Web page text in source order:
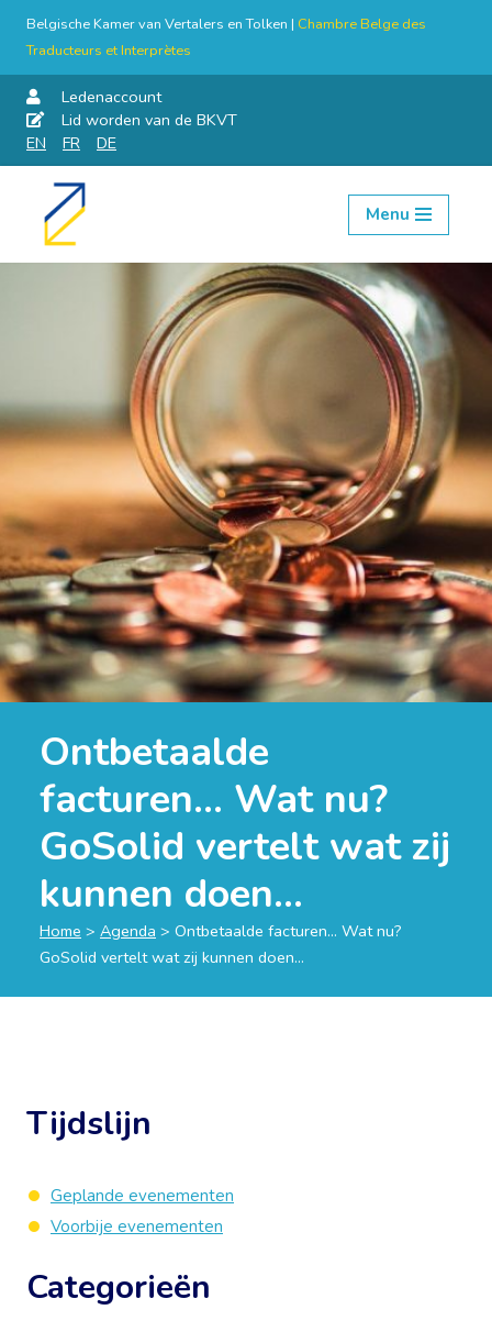
Belgische Kamer van Vertalers en Tolken | Chambre Belge des
Traducteurs et Interprètes
Ledenaccount
Lid worden van de BKVT
EN
FR DE
Skip
Menu
Ontbetaalde
facturen… Wat nu?
GoSolid vertelt wat zij
kunnen doen…
Home > Agenda > Ontbetaalde facturen… Wat nu?
GoSolid vertelt wat zij kunnen doen…
Tijdslijn
Geplande evenementen
Voorbije evenementen
Categorieën